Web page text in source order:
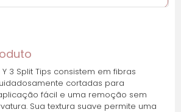
3 Split Tips consistem em fibras
cortadas para
fácil e uma remoção sem
Sua textura suave permite uma